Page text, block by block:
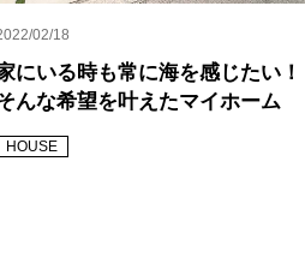
02/18
にいる時も常に海を感じたい！
んな希望を叶えたマイホーム
HOUSE